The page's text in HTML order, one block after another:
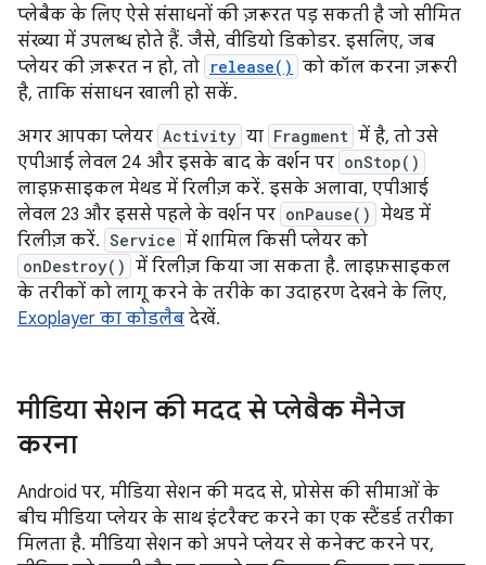
प्लेबैक के लिए ऐसे संसाधनों की ज़रूरत पड़ सकती है जो सीमित
संख्या में उपलब्ध होते हैं. जैसे, वीडियो डिकोडर. इसलिए, जब
प्लेयर की ज़रूरत न हो, तो release() को कॉल करना ज़रूरी
है, ताकि संसाधन खाली हो सकें.
अगर आपका प्लेयर Activity या Fragment में है, तो उसे
एपीआई लेवल 24 और इसके बाद के वर्शन पर onStop()
लाइफ़साइकल मेथड में रिलीज़ करें. इसके अलावा, एपीआई
लेवल 23 और इससे पहले के वर्शन पर onPause() मेथड में
रिलीज़ करें. Service में शामिल किसी प्लेयर को
onDestroy() में रिलीज़ किया जा सकता है. लाइफ़साइकल
के तरीकों को लागू करने के तरीके का उदाहरण देखने के लिए,
Exoplayer का कोडलैब देखें.
मीडिया सेशन की मदद से प्लेबैक मैनेज
करना
Android पर, मीडिया सेशन की मदद से, प्रोसेस की सीमाओं के
बीच मीडिया प्लेयर के साथ इंटरैक्ट करने का एक स्टैंडर्ड तरीका
मिलता है. मीडिया सेशन को अपने प्लेयर से कनेक्ट करने पर,